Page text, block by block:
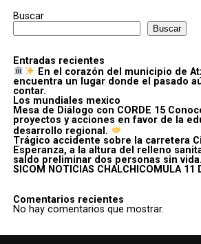
Buscar
Buscar
Entradas recientes
En el corazón del municipio de
encuentra un lugar donde el pasado
contar.
Los mundiales mexico
Mesa de Diálogo con CORDE 15
proyectos y acciones en favor de la
desarrollo regional.
Trágico accidente sobre la carretera
Esperanza, a la altura del relleno
saldo preliminar dos personas sin vida.
SICOM NOTICIAS CHALCHICOMULA 11
Comentarios recientes
No hay comentarios que mostrar.